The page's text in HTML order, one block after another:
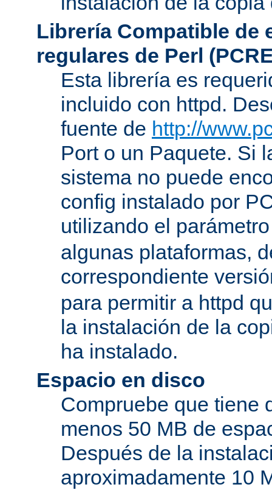
Librería Compatible de
regulares de Perl
Esta librería es
incluido con httpd.
fuente de http://
Port o un Paquete. Si
sistema no puede
config instalado por
utilizando el parámetro
algunas plataformas,
correspondiente
para permitir a httpd
la instalación de la
ha instalado.
Espacio en disco
Compruebe que tiene
menos 50 MB de
Después de la
aproximadamente 10